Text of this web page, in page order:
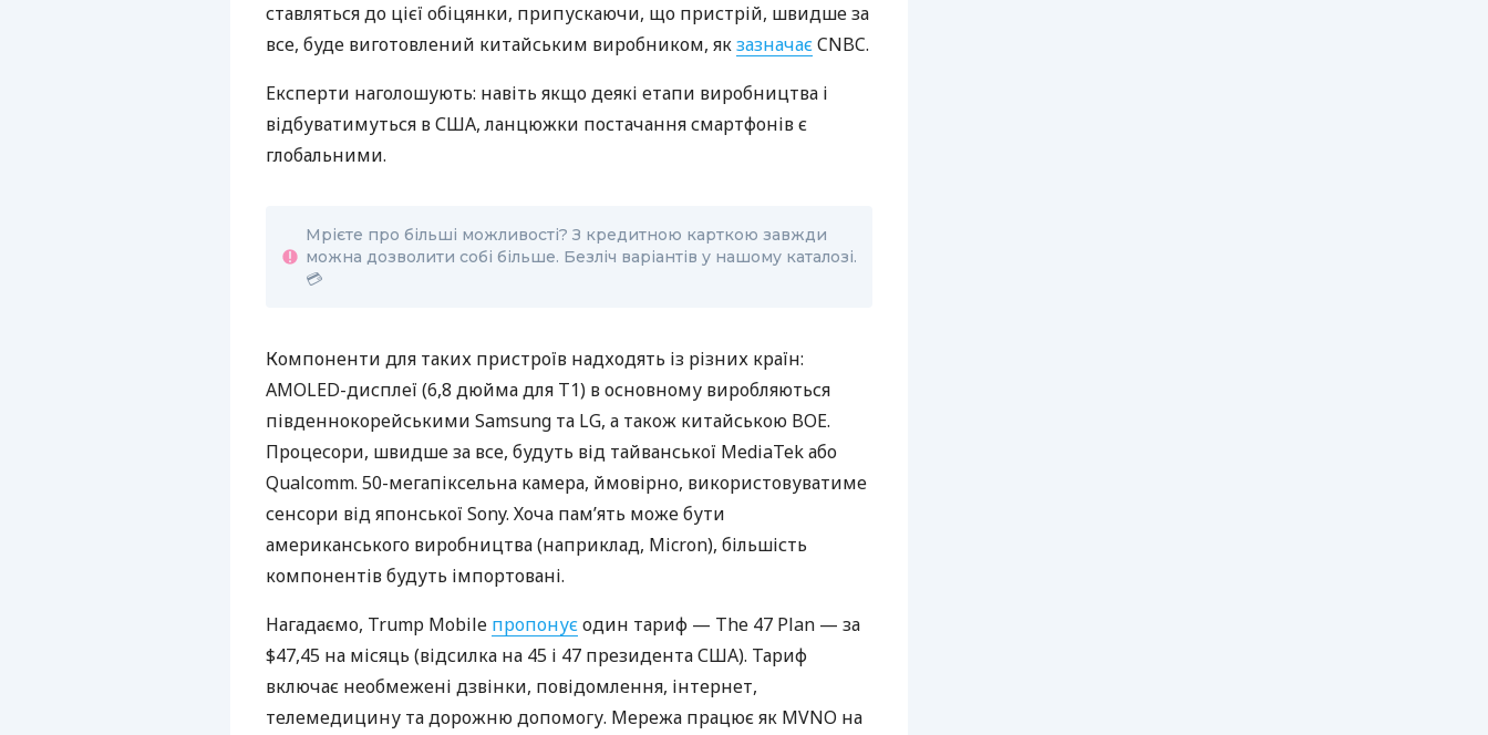
ставляться до цієї обіцянки, припускаючи, що пристрій, швидше за
все, буде виготовлений китайським виробником, якзазначаєCNBC.
Експерти наголошують: навіть якщо деякі етапи виробництва і
відбуватимуться в США, ланцюжки постачання смартфонів є
глобальними.
Мрієте про більші можливості? З кредитною карткою завжди
можна дозволити собі більше. Безліч варіантів у нашому каталозі.
💳
Компоненти для таких пристроїв надходять із різних країн:
AMOLED-дисплеї (6,8 дюйма для T1) в основному виробляються
південнокорейськими Samsung та LG, а також китайською BOE.
Процесори, швидше за все, будуть від тайванської MediaTek або
Qualcomm. 50-мегапіксельна камера, ймовірно, використовуватиме
сенсори від японської Sony. Хоча пам’ять може бути
американського виробництва (наприклад, Micron), більшість
компонентів будуть імпортовані.
Нагадаємо, Trump Mobile пропонуєодин тариф — The 47 Plan — за
$47,45 на місяць (відсилка на 45 і 47 президента США). Тариф
включає необмежені дзвінки, повідомлення, інтернет,
телемедицину та дорожню допомогу. Мережа працює як MVNO на